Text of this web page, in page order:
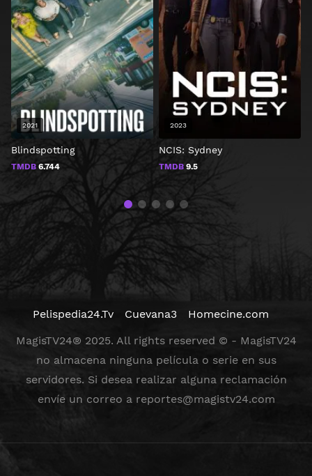
Blindspotting
TMDB 6.744
2021
NCIS: Sydney
TMDB 9.5
2023
Pelispedia24.Tv Cuevana3
Homecine.com
MagisTV24® 2025. All rights reserved © - MagisTV24
no almacena ninguna película o serie en sus
servidores. Si desea realizar alguna reclamación
envíe un correo a reportes@magistv24.com